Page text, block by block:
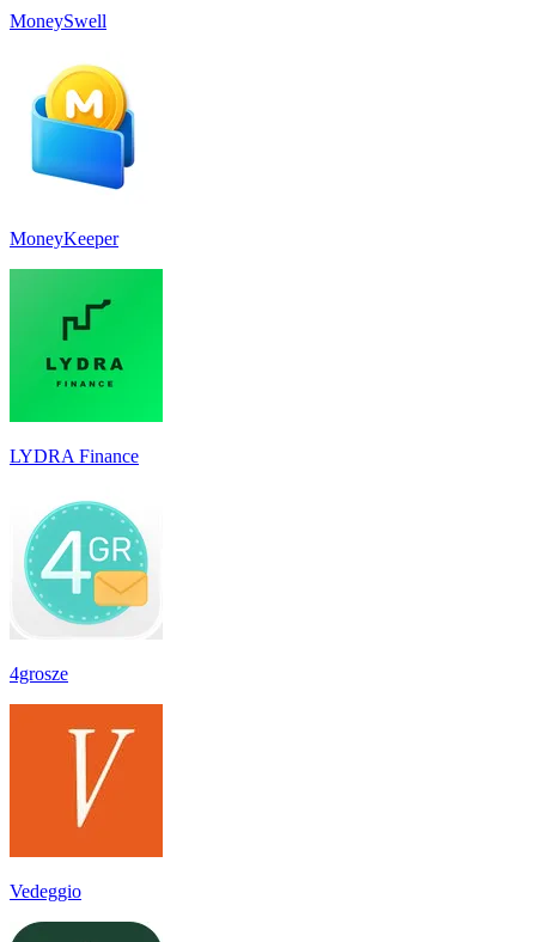
MoneySwell
MoneyKeeper
LYDRA Finance
4grosze
Vedeggio